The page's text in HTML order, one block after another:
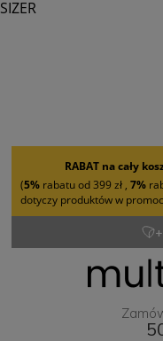
RABAT na cały
(5% rabatu od 399 zł , 7%
dotyczy produktów w
SIZER